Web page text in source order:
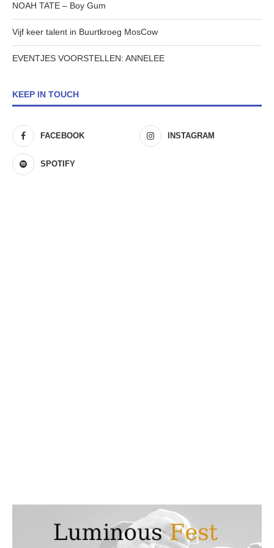
NOAH TATE – Boy Gum
Vijf keer talent in Buurtkroeg MosCow
EVENTJES VOORSTELLEN: ANNELEE
KEEP IN TOUCH
FACEBOOK INSTAGRAM
SPOTIFY